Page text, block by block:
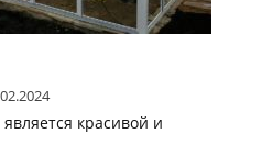
красивой и